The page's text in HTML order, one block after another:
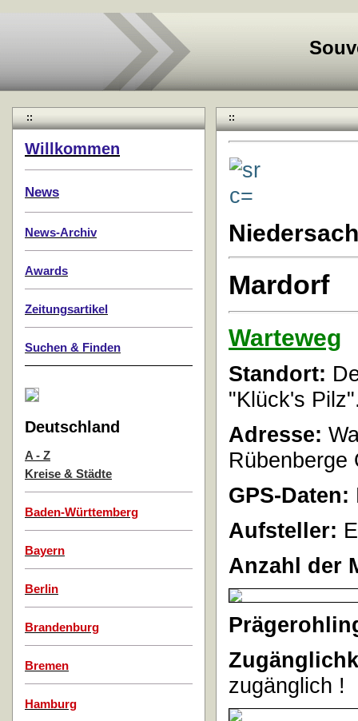
::
Willkommen
News
News-Archiv
Awards
Zeitungsartikel
Suchen & Finden
Deutschland
A - Z
Kreise & Städte
Baden-Württemberg
Bayern
Berlin
Brandenburg
Bremen
Hamburg
::
Mardorf
Warteweg
Standort:
"Klück's
Adresse:
Rübenberge
GPS-Daten:
Aufsteller:
Anzahl der
zugänglich !